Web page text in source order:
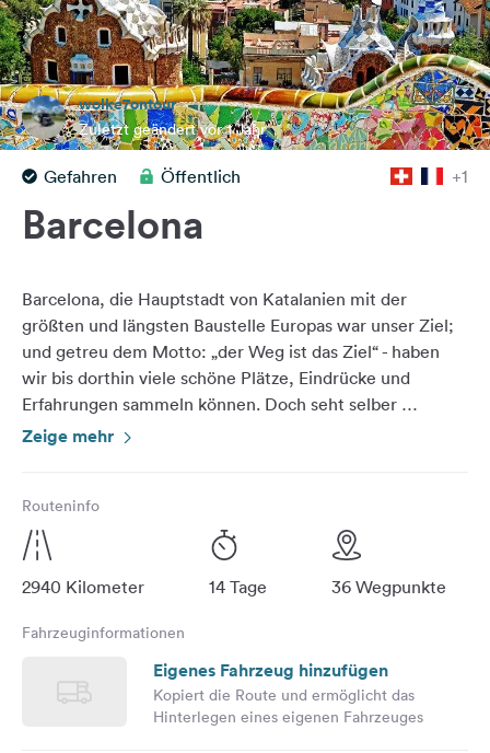
Registrieren
Einloggen
Newsletter
Feedback
Sprache:
Folge
uns
auf
Social
Media
Facebook
wolke7ontour
Zuletzt geändert vor 1 Jahr
Gefahren Öffentlich +1
Barcelona
Barcelona, die Hauptstadt von Katalanien mit der
größten und längsten Baustelle Europas war unser Ziel;
und getreu dem Motto: „der Weg ist das Ziel“ - haben
wir bis dorthin viele schöne Plätze, Eindrücke und
Erfahrungen sammeln können. Doch seht selber …
Video zur Reise: https://youtu.be/FZVXX0Y3RB4?
Zeige mehr
Routeninfo
2940 Kilometer 14 Tage 36 Wegpunkte
Fahrzeuginformationen
Eigenes Fahrzeug hinzufügen
Kopiert die Route und ermöglicht das
Hinterlegen eines eigenen Fahrzeuges